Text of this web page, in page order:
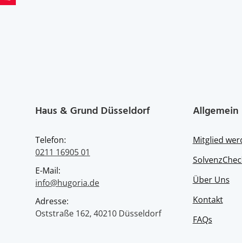
Haus & Grund Düsseldorf
Telefon:
0211 16905 01
E-Mail:
info@hugoria.de
Adresse:
Oststraße 162, 40210 Düsseldorf
Allgemein
Mitglied
Über Uns
Kontakt
FAQs